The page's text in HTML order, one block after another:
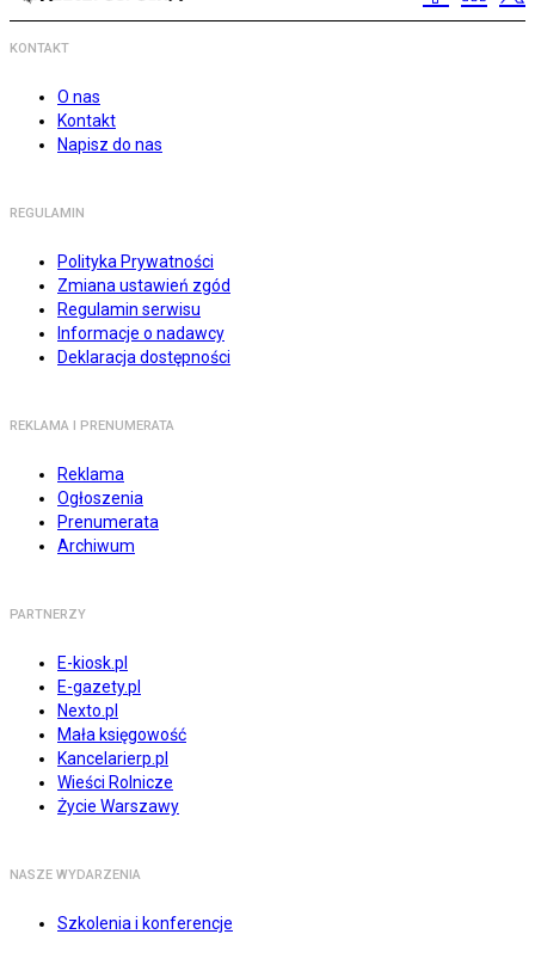
KONTAKT
O nas
Kontakt
Napisz do nas
REGULAMIN
Polityka Prywatności
Zmiana ustawień zgód
Regulamin serwisu
Informacje o nadawcy
Deklaracja dostępności
REKLAMA I PRENUMERATA
Reklama
Ogłoszenia
Prenumerata
Archiwum
PARTNERZY
E-kiosk.pl
E-gazety.pl
Nexto.pl
Mała księgowość
Kancelarierp.pl
Wieści Rolnicze
Życie Warszawy
NASZE WYDARZENIA
Szkolenia i konferencje